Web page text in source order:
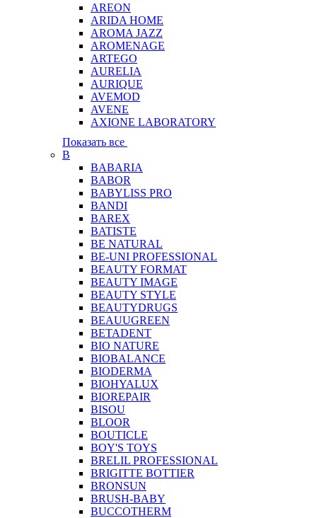
AREON
ARIDA HOME
AROMA JAZZ
AROMENAGE
ARTEGO
AURELIA
AURIQUE
AVEMOD
AVENE
AXIONE LABORATORY
Показать все
B
BABARIA
BABOR
BABYLISS PRO
BANDI
BAREX
BATISTE
BE NATURAL
BE-UNI PROFESSIONAL
BEAUTY FORMAT
BEAUTY IMAGE
BEAUTY STYLE
BEAUTYDRUGS
BEAUUGREEN
BETADENT
BIO NATURE
BIOBALANCE
BIODERMA
BIOHYALUX
BIOREPAIR
BISOU
BLOOR
BOUTICLE
BOY'S TOYS
BRELIL PROFESSIONAL
BRIGITTE BOTTIER
BRONSUN
BRUSH-BABY
BUCCOTHERM